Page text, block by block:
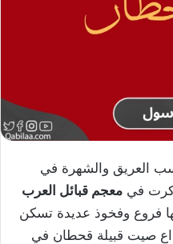
العريق والشهرة في
في معجم قبائل العرب
فروع وفخوذ عديدة تسكن
صيت قبيلة قحطان في